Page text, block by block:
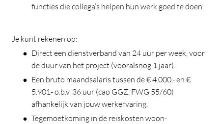
functies die collega’s helpen hun werk goed te doen
Je kunt rekenen op:
Direct een dienstverband van 24 uur per week, voor
de duur van het project (vooralsnog 1 jaar).
Een bruto maandsalaris tussen de € 4.000,- en €
5.901- o.b.v. 36 uur (cao GGZ, FWG 55/60)
afhankelijk van jouw werkervaring.
Tegemoetkoming in de reiskosten woon-